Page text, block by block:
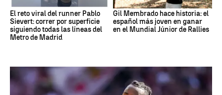
El reto viral del runner Pablo
Sievert: correr por superficie
siguiendo todas las líneas del
Metro de Madrid
Gil Membrado hace historia: el
español más joven en ganar
en el Mundial Júnior de Rallies